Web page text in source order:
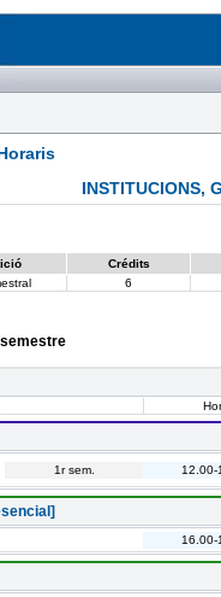
INSTITUCIONS,
Crédits
6
1r sem. 12.00-
16.00-